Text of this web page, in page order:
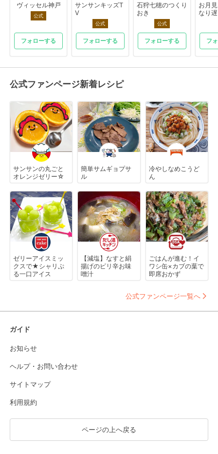
ヴィッセル神戸
公式
フォローする
サンサンキッズT
V
公式
フォローする
石狩七穂のつくり
おき
公式
フォローする
お月
なり
フ
公式ファンページ新着レシピ
サンサンの丸ごと
オレンジゼリー☆
簡単サムギョプサ
ル
冷やしなめこうど
ん
ゼリーアイスミッ
クスで★シャリぷ
る一口アイス
【減塩】なすと絹
揚げのピリ辛お味
噌汁
ごはんが進む！イ
ワシ缶×カブの葉で
即席おかず
公式ファンページ一覧へ
ガイド
お知らせ
ヘルプ・お問い合わせ
サイトマップ
利用規約
ページの上へ戻る